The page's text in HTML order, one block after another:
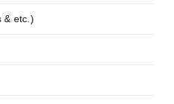
& etc.)